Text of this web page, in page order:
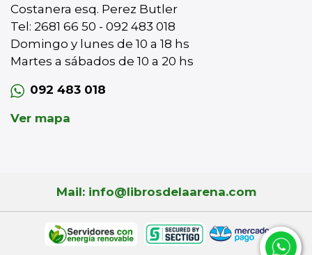
Costanera esq. Perez Butler
Tel: 2681 66 50 - 092 483 018
Domingo y lunes de 10 a 18 hs
Martes a sábados de 10 a 20 hs
092 483 018
Ver mapa
Mail: info@librosdelaarena.com